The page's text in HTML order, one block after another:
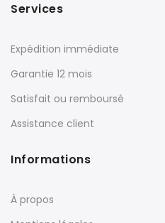
Services
Expédition immédiate
Garantie 12 mois
Satisfait ou remboursé
Assistance client
Informations
À propos